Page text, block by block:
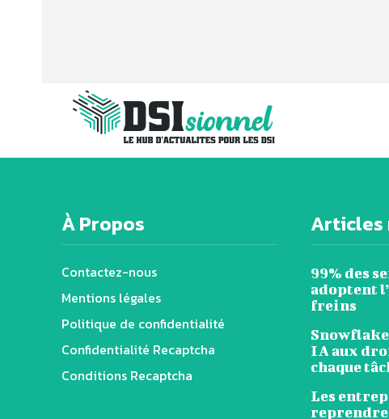
À Propos
Contactez-nous
Mentions légales
Politique de confidentialité
Confidentialité Recaptcha
Conditions Recaptcha
Articles
99% des
adoptent
freins
IA aux
chaque
Les